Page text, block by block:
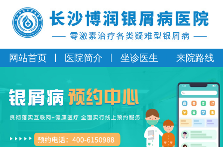
网站首页 医院简介 坐诊医生 来院路线